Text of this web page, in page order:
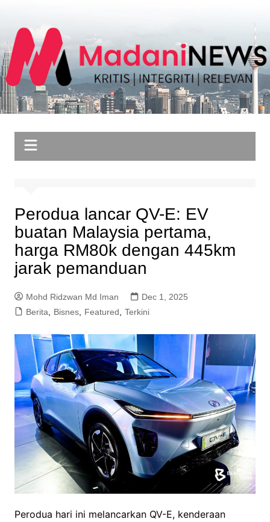
content
Perodua lancar QV-E: EV
buatan Malaysia pertama,
harga RM80k dengan 445km
jarak pemanduan
Mohd Ridzwan Md Iman
Dec 1, 2025
Berita, Bisnes, Featured, Terkini
Perodua hari ini melancarkan QV-E, kenderaan